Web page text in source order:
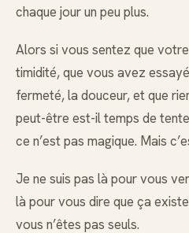
chaque jour un peu plus.
Alors si vous sentez que
timidité, que vous avez
fermeté, la douceur, et que
peut-être est-il temps de
ce n’est pas magique. Mais
Je ne suis pas là pour vous
là pour vous dire que ça
vous n’êtes pas seuls.